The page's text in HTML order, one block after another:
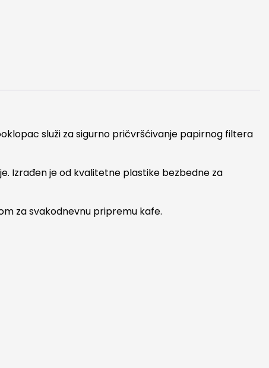
služi za sigurno pričvršćivanje papirnog filtera
Izrađen je od kvalitetne plastike bezbedne za
za svakodnevnu pripremu kafe.